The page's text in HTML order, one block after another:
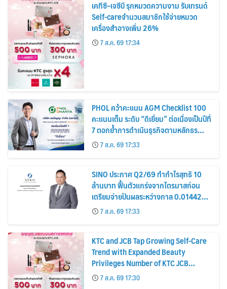
เคทีซี–เจซีบี รุกหมวดความงาม รับเทรนด์
Self-careจำนวนสมาชิกใช้จ่ายหมวด
เครื่องสำอางเพิ่ม 26%
7 ส.ค. 69 17:34
PHOL คว้าคะแนน AGM Checklist 100
คะแนนเต็ม ระดับ “ดีเยี่ยม” ต่อเนื่องเป็นปีที่
7 ตอกย้ำการดำเนินธุรกิจตามหลักธร
รมาภิบาล โปร่งใส สร้างความเชื่อมั่นผู้ถือ
หุ้น
7 ส.ค. 69 17:33
SINO ประกาศ Q2/69 ทำกำไรสุทธิ 10
ล้านบาท ฟื้นตัวแกร่งจากไตรมาสก่อน
เตรียมจ่ายปันผลระหว่างกาล 0.014423
บาทต่อหุ้น ครึ่งปีหลังมุ่งเติบโตต่อเนื่อง
7 ส.ค. 69 17:33
KTC and JCB Tap Growing Self-Care
Trend with Expanded Beauty
Privileges Number of KTC JCB
Cardmembers Spending on
Cosmetics Rises 26%
7 ส.ค. 69 17:30